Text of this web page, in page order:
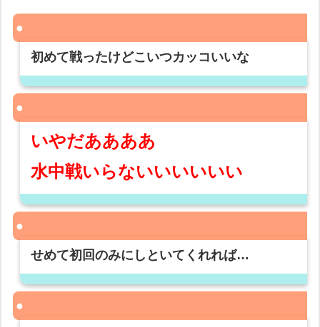
初めて戦ったけどこいつカッコいいな
いやだああああ
水中戦いらないいいいいい
せめて初回のみにしといてくれれば…